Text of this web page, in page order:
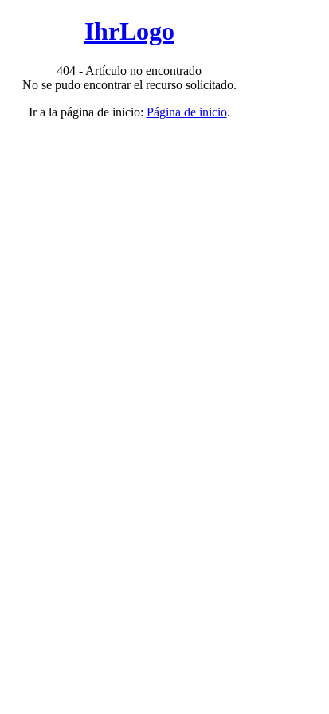
IhrLogo
404 - Artículo no encontrado
No se pudo encontrar el recurso solicitado.
Ir a la página de inicio: Página de inicio.